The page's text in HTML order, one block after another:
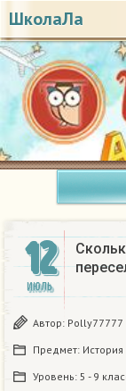
ШколаЛа
12
ИЮЛЬ
Автор: Polly77777
Предмет: История
Уровень: 5 - 9